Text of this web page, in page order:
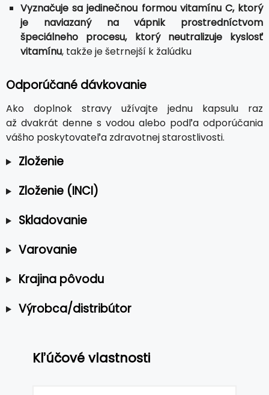
Vyznačuje sa jedinečnou formou vitamínu C, ktorý
je naviazaný na vápnik prostredníctvom
špeciálneho procesu, ktorý neutralizuje kyslosť
vitamínu, takže je šetrnejší k žalúdku
Odporúčané dávkovanie
Ako doplnok stravy užívajte jednu kapsulu raz
až dvakrát denne s vodou alebo podľa odporúčania
vášho poskytovateľa zdravotnej starostlivosti.
Zloženie
Zloženie (INCI)
Skladovanie
Varovanie
Krajina pôvodu
Výrobca/distribútor
Kľúčové vlastnosti